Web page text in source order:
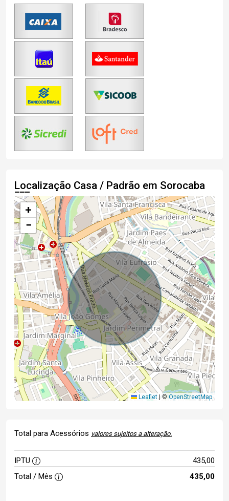
Localização Casa / Padrão em Sorocaba
+
−
Leaflet © OpenStreetMap
Total para Acessórios valores sujeitos a alteração.
IPTU
435,00
Total / Mês
435,00